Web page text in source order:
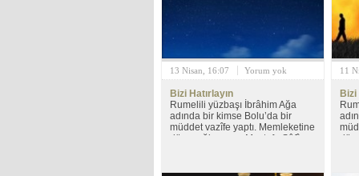
13 Nisan, 16:07 Yorum yok
Bizi Hatırlayın
Rumelili yüzbaşı İbrâhim Ağa
adında bir kimse Bolu’da bir
müddet vazîfe yaptı. Memleketine
döneceği zaman Mustafa Sâfî
giderken yüzbaşı İbrâhim
11
Bizi